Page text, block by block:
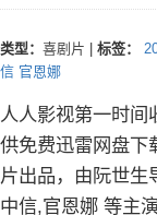
类型： 喜剧片 标签：
信 官恩娜
人人影视第一时间
供免费迅雷网盘下
片出品，由阮世生
中信,官恩娜 等主